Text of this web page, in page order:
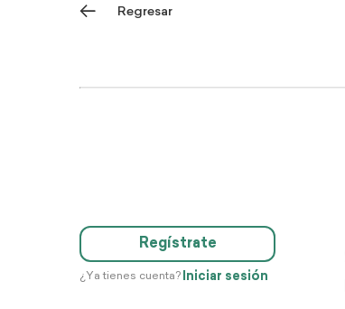
Regresar
Regístrate
¿Ya tienes cuenta? Iniciar sesión